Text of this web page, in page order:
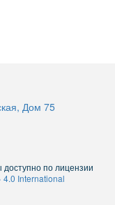
Дом 75
по лицензии
International